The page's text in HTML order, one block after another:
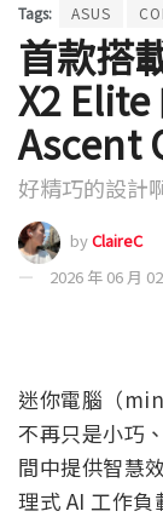
Tags: ASUS
首款搭
X2 Elite
Ascent
好精巧的設計
byClaireC
2026 年 06 月
迷你電腦（
不再只是小巧
間中提供智慧
理式 AI 工作